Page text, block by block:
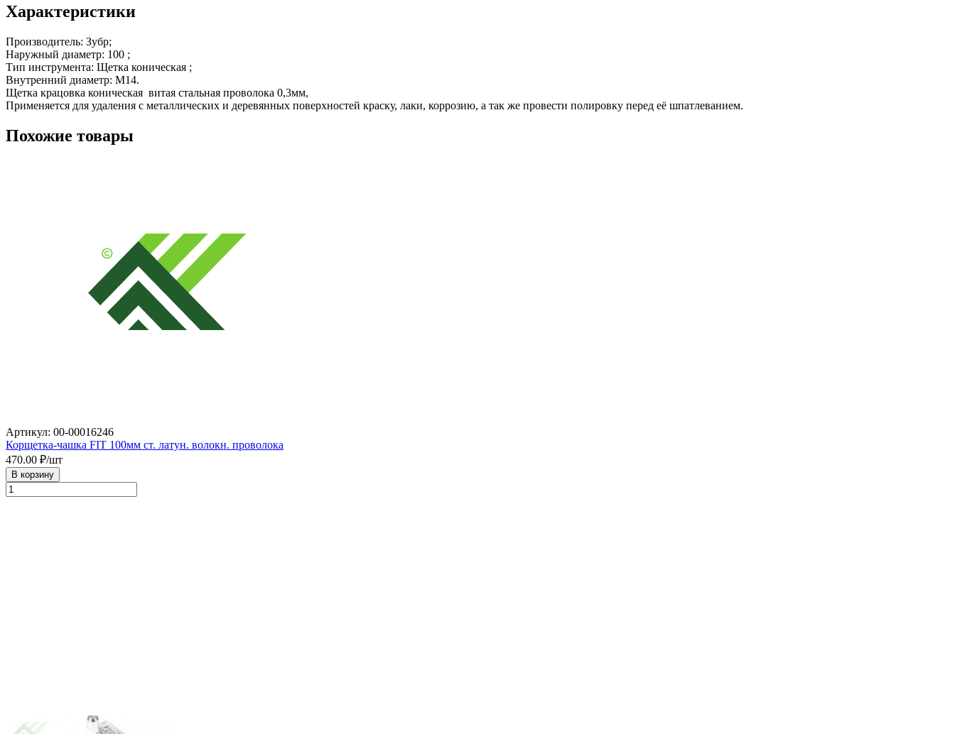
Характеристики
Производитель: Зубр;
Наружный диаметр: 100 ;
Тип инструмента: Щетка коническая ;
Внутренний диаметр: М14.
Щетка крацовка коническая  витая стальная проволока 0,3мм,
Применяется для удаления с металлических и деревянных поверхностей краску, лаки, коррозию, а так же провести полировку перед её шпатлеванием.
Похожие товары
Артикул: 00-00016246
Корщетка-чашка FIT 100мм ст. латун. волокн. проволока
470.00 ₽/шт
В корзину